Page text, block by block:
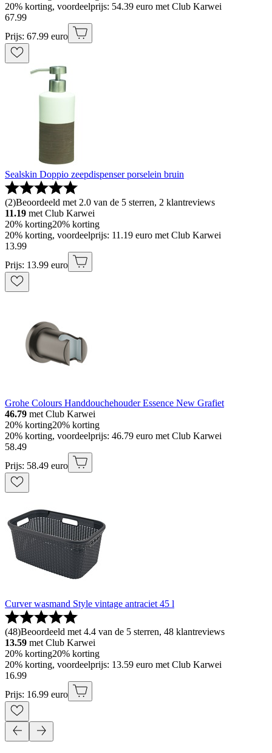
20% korting, voordeelprijs: 54.39 euro met Club Karwei
67.99
Prijs: 67.99 euro
Sealskin Doppio zeepdispenser porselein bruin
(2)Beoordeeld met 2.0 van de 5 sterren, 2 klantreviews
11.19 met Club Karwei
20% korting20% korting
20% korting, voordeelprijs: 11.19 euro met Club Karwei
13.99
Prijs: 13.99 euro
Grohe Colours Handdouchehouder Essence New Grafiet
46.79 met Club Karwei
20% korting20% korting
20% korting, voordeelprijs: 46.79 euro met Club Karwei
58.49
Prijs: 58.49 euro
Curver wasmand Style vintage antraciet 45 l
(48)Beoordeeld met 4.4 van de 5 sterren, 48 klantreviews
13.59 met Club Karwei
20% korting20% korting
20% korting, voordeelprijs: 13.59 euro met Club Karwei
16.99
Prijs: 16.99 euro